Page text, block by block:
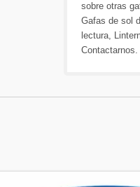
sobre otras
Gafas de sol
lectura,
Contactarnos.